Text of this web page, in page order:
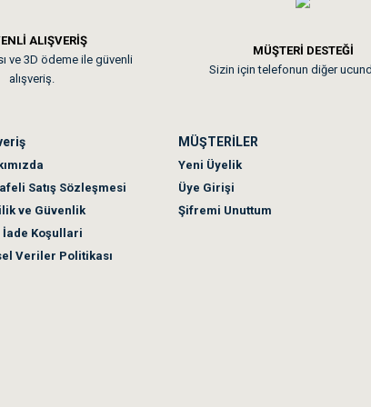
gün elime ulaştı. Jack russell köpeğim severek yedi. Tüy
ALIŞVERİŞ
ve 3D ödeme ile güvenli
alışveriş.
MÜŞTERİ DESTEĞİ
Sizin için telefonun diğer
Satış Sözleşmesi
ve Güvenlik
İade Koşullari
Veriler Politikası
MÜŞTERİLER
Yeni Üyelik
Üye Girişi
Şifremi Unuttum